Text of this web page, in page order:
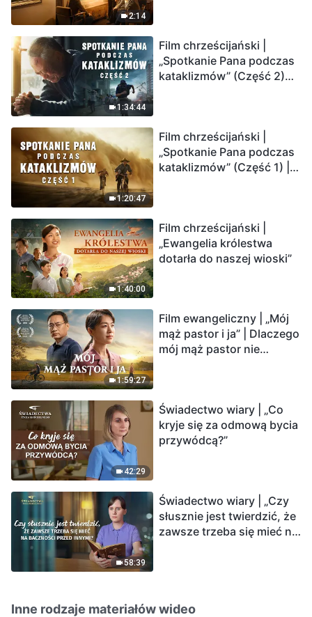
2:14
1:34:44
Film chrześcijański |
„Spotkanie Pana podczas
kataklizmów” (Część 2)
Ludzkość weszła w
odliczanie. Czy znalazłeś
już drogę ocalenia?
1:20:47
Film chrześcijański |
„Spotkanie Pana podczas
kataklizmów” (Część 1) |
1:40:00
Film chrześcijański |
„Ewangelia królestwa
dotarła do naszej wioski”
1:59:27
Film ewangeliczny | „Mój
mąż pastor i ja” | Dlaczego
mój mąż pastor nie
42:29
Świadectwo wiary | „Co
kryje się za odmową bycia
przywódcą?”
58:39
Świadectwo wiary | „Czy
słusznie jest twierdzić, że
zawsze trzeba się mieć na
Inne rodzaje materiałów wideo